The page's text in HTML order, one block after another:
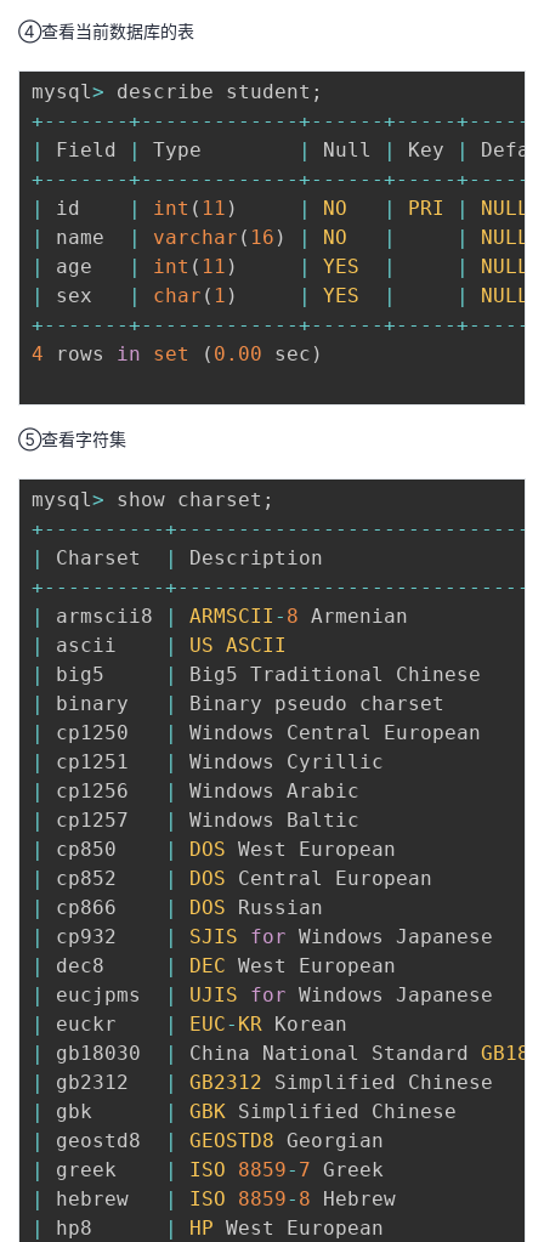
④查看当前数据库的表
mysql> describe student ;
+-- -- -- -+-- -- -- -- -- -- -+-- -- --+-- -- -+-- -- --
|
Field | Type | Null | Key |
+-- -- -- -+-- -- -- -- -- -- -+-- -- --+-- -- -+-- -- --
|
id | int ( 11 ) | NO | PRI |
NULL
|
name | varchar ( 16 ) | NO | |
NULL
|
age | int ( 11 ) | YES | |
NULL
|
sex | char ( 1 ) | YES | |
NULL
+-- -- -- -+-- -- -- -- -- -- -+-- -- --+-- -- -+-- -- --
4 rows in set ( 0.00 sec )
⑤查看字符集
mysql> show charset ;
+-- -- -- -- --+-- -- -- -- -- -- -- -- -- -- -- -- -- -- --
|
Charset |
+-- -- -- -- --+-- -- -- -- -- -- -- -- -- -- -- -- -- -- --
|
armscii8 | ARMSCII - 8
|
ascii | US ASCII
|
big5 |
Big5 Traditional
|
binary |
Binary pseudo
|
cp1250 |
Windows Central
|
cp1251 |
Windows
|
cp1256 |
Windows
|
cp1257 |
Windows
|
cp850 | DOS West
|
cp852 | DOS Central
|
cp866 | DOS
|
cp932 | SJIS for Windows
|
dec8 | DEC West
|
eucjpms | UJIS for Windows
|
euckr | EUC- KR
|
gb18030 | China National Standard
|
gb2312 | GB2312 Simplified
|
gbk | GBK Simplified
|
geostd8 | GEOSTD8
|
greek | ISO 8859- 7
|
hebrew | ISO 8859- 8
|
hp8 | HP West